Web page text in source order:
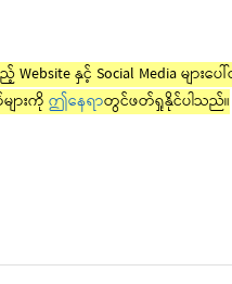
နှင့် Social Media မျာ
ားကို ဤနေရာတွင်ဖတ်ရှုနိုင်ပါသည်။